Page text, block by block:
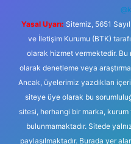
Yasal Uyarı: Sitemiz, 5651
ve İletişim Kurumu (BTK)
olarak hizmet vermektedir.
olarak denetleme veya
Ancak, üyelerimiz yazdıkları
siteye üye olarak bu
sitesi, herhangi bir marka, kurum
bulunmamaktadır. Sitede
paylaşılmaktadır. Burada yer